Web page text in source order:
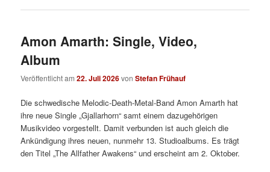
Amon Amarth: Single, Video,
Album
Veröffentlicht am22. Juli 2026vonStefan Frühauf
Die schwedische Melodic-Death-Metal-Band Amon Amarth hat
ihre neue Single „Gjallarhorn“ samt einem dazugehörigen
Musikvideo vorgestellt. Damit verbunden ist auch gleich die
Ankündigung ihres neuen, nunmehr 13. Studioalbums. Es trägt
den Titel „The Allfather Awakens“ und erscheint am 2. Oktober.